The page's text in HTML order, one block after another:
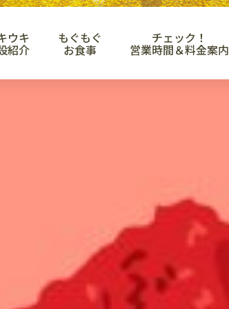
ウキ
紹介
もぐもぐ
お食事
チェック！
営業時間＆料金案内